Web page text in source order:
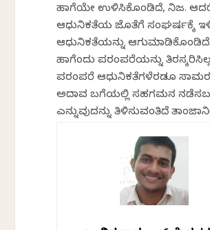
ಹಾಗೆಯೇ ಉಳಿಸಿಕೊಂಡಿದೆ, ನಿಜ.
ಆಧುನಿಕತೆಯ ಜೊತೆಗೆ ಸಂಘರ್ಷಕ್ಕೆ
ಆಧುನಿಕತೆಯನ್ನು ಆಗುಮಾಡಿಕೊಂಡಿದೆ.
ಹಾಗೆಂದು ಪರಂಪರೆಯನ್ನು
ಪರಂಪರೆ ಆಧುನಿಕತೆಗಳೆರಡೂ
ಅದಾವ ಬಗೆಯಲ್ಲಿ ಸಹಗಮನ
ಎನ್ನುವುದನ್ನು ತಿಳಿಸುವಂತಿದೆ